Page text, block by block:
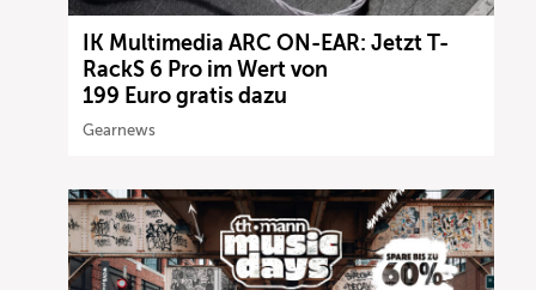
IK Multimedia ARC ON-EAR: Jetzt T-
RackS 6 Pro im Wert von
199 Euro gratis dazu
Gearnews